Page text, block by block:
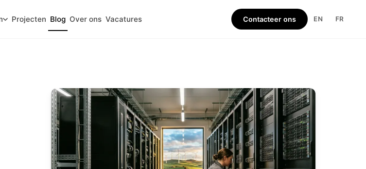
Projecten Blog Over ons Vacatures Contacteer ons EN FR